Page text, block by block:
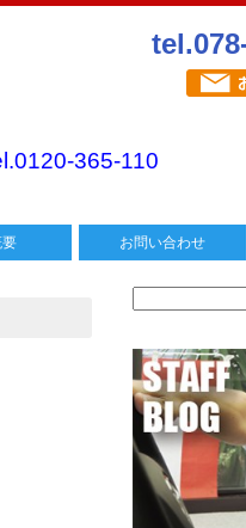
365-110
お問い合わせ